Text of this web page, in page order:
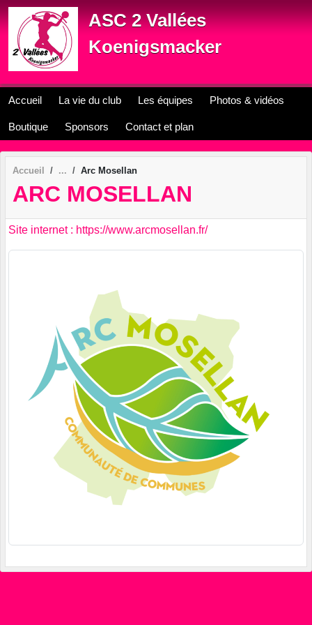
ASC 2 Vallées
Koenigsmacker
Accueil La vie du club Les équipes Photos & vidéos
Boutique Sponsors Contact et plan
Accueil Arc Mosellan
ARC MOSELLAN
Site internet : https://www.arcmosellan.fr/
Panneau de gestion des cookies